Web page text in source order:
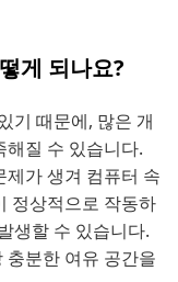
게 되나요?
기 때문에, 많은 개
질 수 있습니다.
가 생겨 컴퓨터 속
정상적으로 작동하
생할 수 있습니다.
충분한 여유 공간을